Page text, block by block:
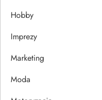
a
w
p
Hobby
Imprezy
Marketing
Moda